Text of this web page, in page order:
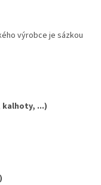
výrobce je sázkou
kalhoty, ...)